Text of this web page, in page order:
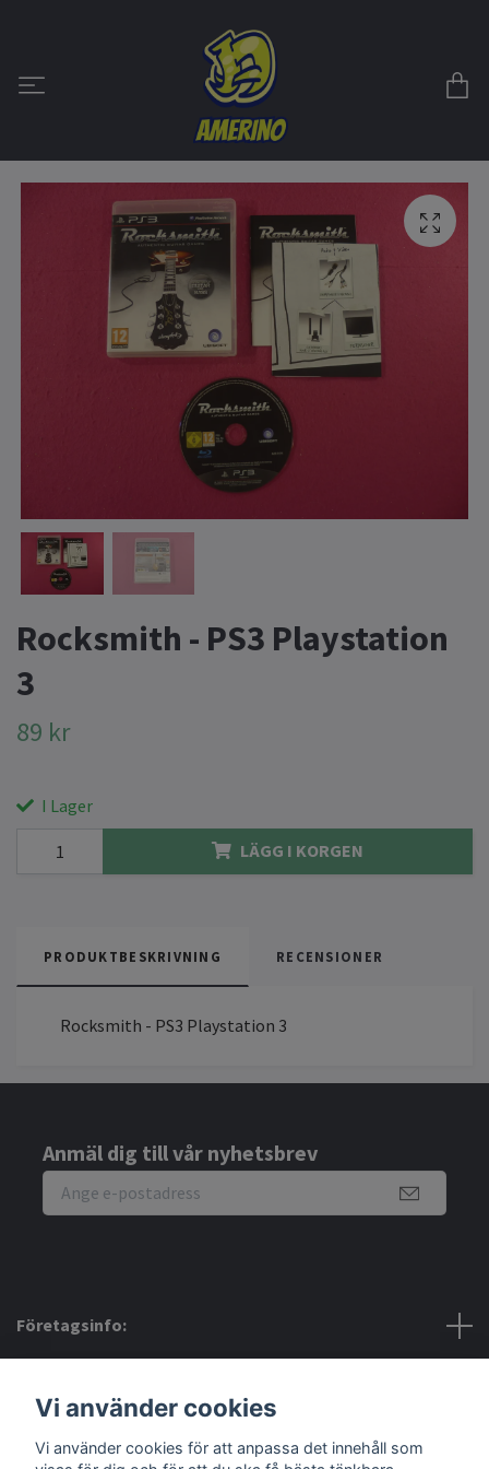
Rocksmith - PS3 Playstation
3
89 kr
I Lager
LÄGG I KORGEN
PRODUKTBESKRIVNING RECENSIONER
Rocksmith - PS3 Playstation 3
Anmäl dig till vår nyhetsbrev
Företagsinfo:
Sociala medier
Vi använder cookies
Vi använder cookies för att anpassa det innehåll som